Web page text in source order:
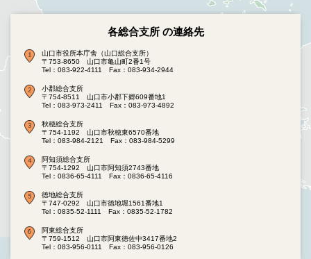
各総合支所 の連絡先
山口市役所本庁舎（山口総合支所）
〒753-8650 山口市亀山町2番1号
Tel：083-922-4111
Fax：083-934-2944
小郡総合支所
〒754-8511 山口市小郡下郷609番地1
Tel：083-973-2411
Fax：083-973-4892
秋穂総合支所
〒754-1192 山口市秋穂東6570番地
Tel：083-984-2121
Fax：083-984-5299
阿知須総合支所
〒754-1292 山口市阿知須2743番地
Tel：0836-65-4111
Fax：0836-65-4116
徳地総合支所
〒747-0292 山口市徳地堀1561番地1
Tel：0835-52-1111
Fax：0835-52-1782
阿東総合支所
〒759-1512 山口市阿東徳佐中3417番地2
Tel：083-956-0111
Fax：083-956-0126